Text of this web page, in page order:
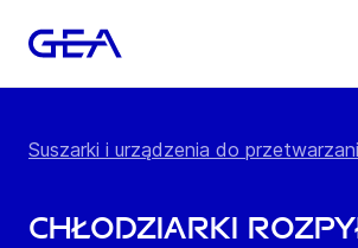
Suszarki i urządzenia do
Chłodziarki